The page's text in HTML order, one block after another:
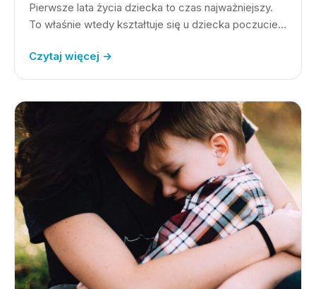
Pierwsze lata życia dziecka to czas najważniejszy.
To właśnie wtedy kształtuje się u dziecka poczucie…
Czytaj więcej →